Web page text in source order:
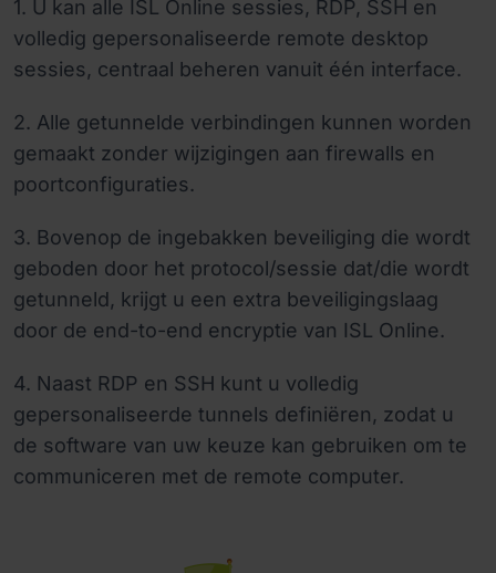
1. U kan alle ISL Online sessies, RDP, SSH en
volledig gepersonaliseerde remote desktop
sessies, centraal beheren vanuit één interface.
2. Alle getunnelde verbindingen kunnen worden
gemaakt zonder wijzigingen aan firewalls en
poortconfiguraties.
3. Bovenop de ingebakken beveiliging die wordt
geboden door het protocol/sessie dat/die wordt
getunneld, krijgt u een extra beveiligingslaag
door de end-to-end encryptie van ISL Online.
4. Naast RDP en SSH kunt u volledig
gepersonaliseerde tunnels definiëren, zodat u
de software van uw keuze kan gebruiken om te
communiceren met de remote computer.